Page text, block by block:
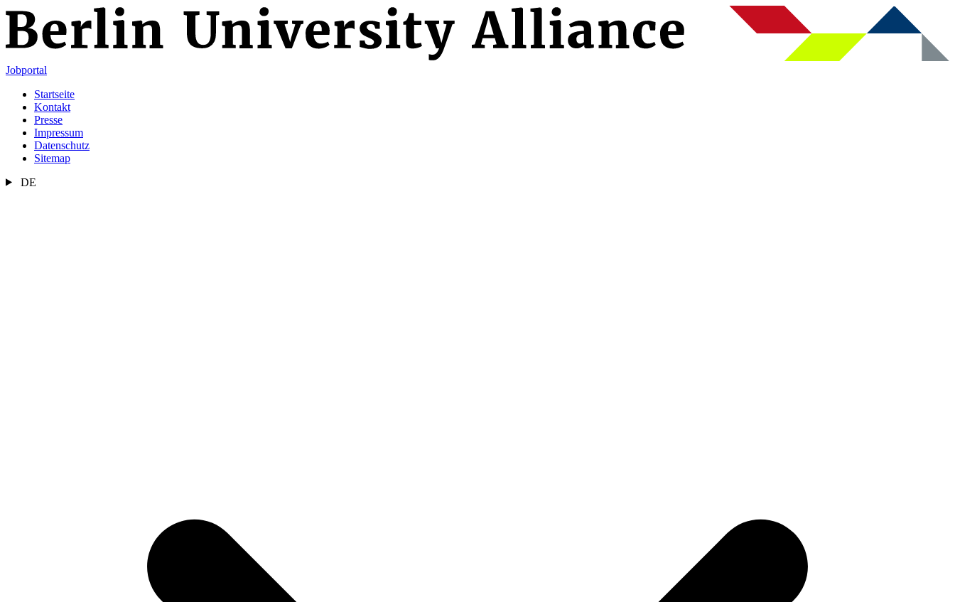
Jobportal
Startseite
Kontakt
Presse
Impressum
Datenschutz
Sitemap
DE